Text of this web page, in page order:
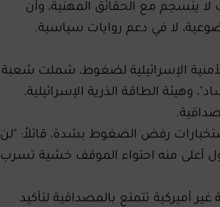
لا ينسجم مع الحقائق المهنية، وأن
لا في دعم روايات سياسية.
الإسرائيلية لضغوط، شملت شعبة
وهيئة الطاقة الذرية الإسرائيلية،
رفض الضغوط بشدة، قائلاً: "لن
أعلى منه احتواء الموقف خشية تسرب
أميركية تتمتع بالمصداقية لتأكيد